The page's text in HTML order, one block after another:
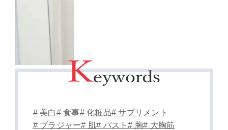
# 美白# 食事# 化粧品# サプリメント
# ブラジャー# 肌# バスト# 胸# 大胸筋